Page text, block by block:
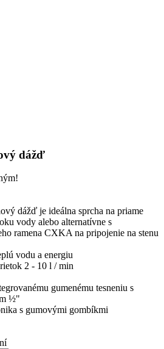
dážď
dážď je ideálna sprcha na priame
vody alebo alternatívne s
ramena CXKA na pripojenie na stenu
vodu a energiu
2 - 10 l / min
gumenému tesneniu s
½"
s gumovými gombíkmi